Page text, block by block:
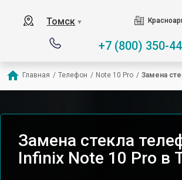
Томск ▼
+7 (800) 350-
Главная / Телефон / Note 10 Pro / Замена
Замена стекла
Infinix Note 10 Pro в